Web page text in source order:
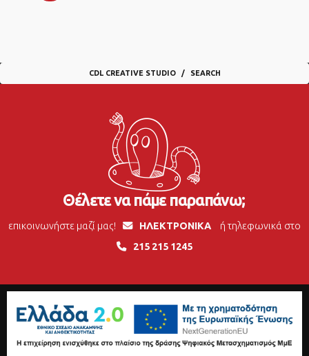
CDL CREATIVE STUDIO SEARCH
Θέλετε να πάμε παραπάνω;
επικοινωνήστε μαζί μας! ΗΛΕΚΤΡΟΝΙΚΑ
ή τηλεφωνικά στο
215 215 1245